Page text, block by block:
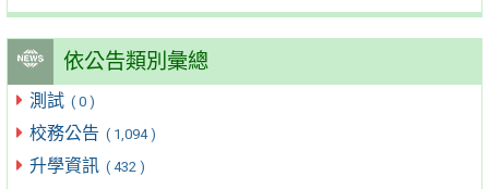
依公告類別彙總
測試 ( 0 )
校務公告 ( 1,094 )
升學資訊 ( 432 )